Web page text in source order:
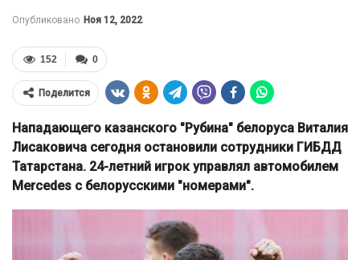
Опубликовано Ноя 12, 2022
0
152
Поделится
Нападающего казанского "Рубина" белоруса Виталия
Лисаковича сегодня остановили сотрудники ГИБДД
Татарстана. 24-летний игрок управлял автомобилем
Mercedes с белорусскими "номерами".